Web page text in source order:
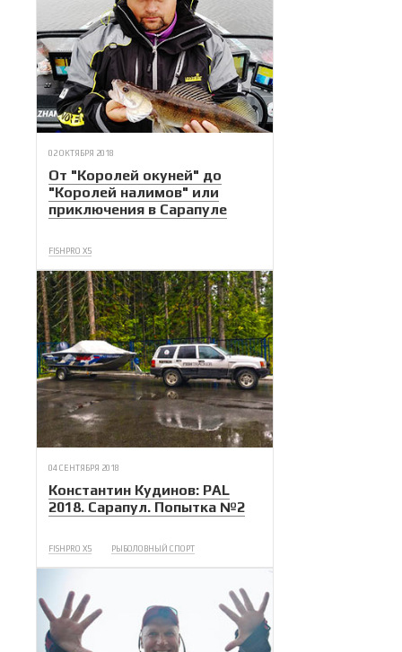
02 ОКТЯБРЯ 2018
От "Королей окуней" до
"Королей налимов" или
приключения в Сарапуле
FISHPRO X5
04 СЕНТЯБРЯ 2018
Константин Кудинов: PAL
2018. Сарапул. Попытка №2
FISHPRO X5 РЫБОЛОВНЫЙ СПОРТ